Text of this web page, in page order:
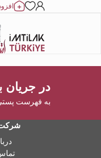
در جریان
به فهرست پستی
شرکت